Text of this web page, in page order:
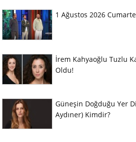
1 Ağustos 2026
İrem Kahyaoğlu Tuzlu
Oldu!
Güneşin Doğduğu Yer
Aydıner) Kimdir?